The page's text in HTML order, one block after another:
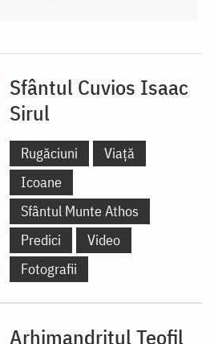
Sfântul Cuvios Isaac
Sirul
Rugăciuni
Viață
Icoane
Sfântul Munte Athos
Predici
Video
Fotografii
Arhimandritul Teofil